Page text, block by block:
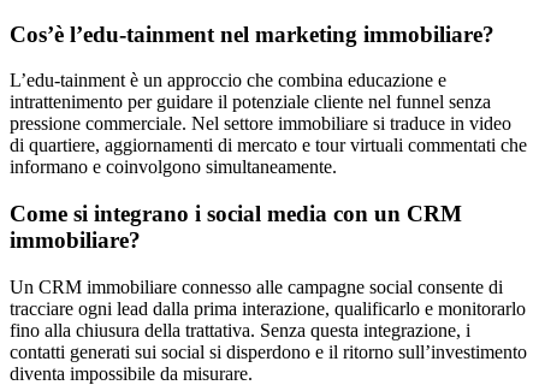
Cos’è l’edu-tainment nel marketing immobiliare?
L’edu-tainment è un approccio che combina educazione e
intrattenimento per guidare il potenziale cliente nel funnel senza
pressione commerciale. Nel settore immobiliare si traduce in video
di quartiere, aggiornamenti di mercato e tour virtuali commentati che
informano e coinvolgono simultaneamente.
Come si integrano i social media con un CRM
immobiliare?
Un CRM immobiliare connesso alle campagne social consente di
tracciare ogni lead dalla prima interazione, qualificarlo e monitorarlo
fino alla chiusura della trattativa. Senza questa integrazione, i
contatti generati sui social si disperdono e il ritorno sull’investimento
diventa impossibile da misurare.